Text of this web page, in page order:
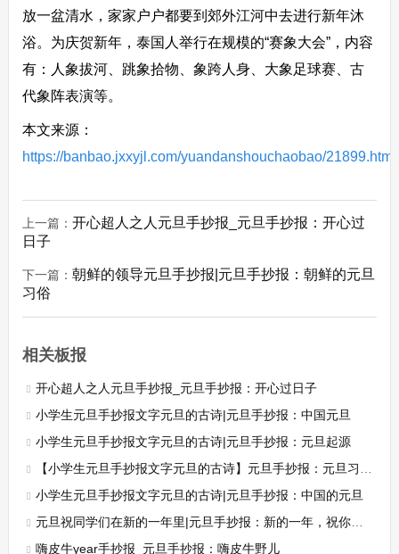
放一盆清水，家家户户都要到郊外江河中去进行新年沐
浴。为庆贺新年，泰国人举行在规模的“赛象大会”，内容
有：人象拔河、跳象拾物、象跨人身、大象足球赛、古
代象阵表演等。
本文来源：
https://banbao.jxxyjl.com/yuandanshouchaobao/21899.html
上一篇： 开心超人之人元旦手抄报_元旦手抄报：开心过
日子
下一篇： 朝鲜的领导元旦手抄报|元旦手抄报：朝鲜的元旦
习俗
相关板报
开心超人之人元旦手抄报_元旦手抄报：开心过日子
小学生元旦手抄报文字元旦的古诗|元旦手抄报：中国元旦
小学生元旦手抄报文字元旦的古诗|元旦手抄报：元旦起源
【小学生元旦手抄报文字元旦的古诗】元旦手抄报：元旦习俗文化
小学生元旦手抄报文字元旦的古诗|元旦手抄报：中国的元旦
元旦祝同学们在新的一年里|元旦手抄报：新的一年，祝你快乐
嗨皮牛year手抄报_元旦手抄报：嗨皮牛野儿